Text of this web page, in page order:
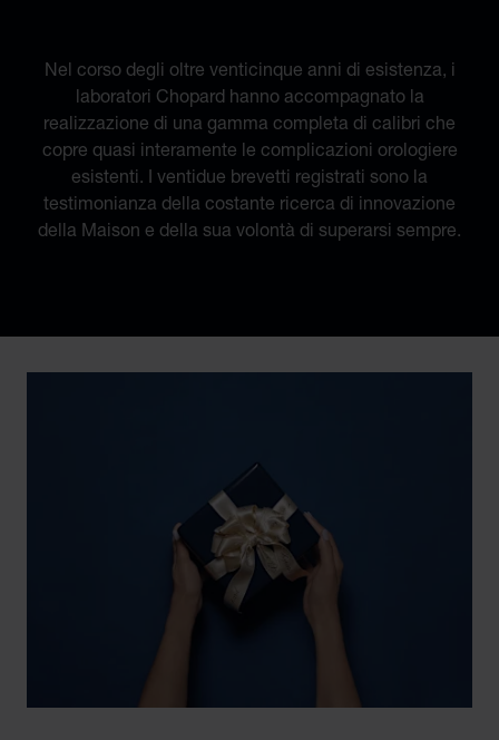
Nel corso degli oltre venticinque anni di esistenza, i
laboratori Chopard hanno accompagnato la
realizzazione di una gamma completa di calibri che
copre quasi interamente le complicazioni orologiere
esistenti. I ventidue brevetti registrati sono la
testimonianza della costante ricerca di innovazione
della Maison e della sua volontà di superarsi sempre.